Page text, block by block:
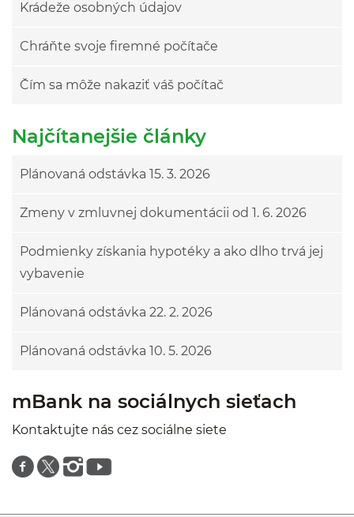
Krádeže osobných údajov
Chráňte svoje firemné počítače
Čím sa môže nakaziť váš počítač
Najčítanejšie články
Plánovaná odstávka 15. 3. 2026
Zmeny v zmluvnej dokumentácii od 1. 6. 2026
Podmienky získania hypotéky a ako dlho trvá jej
vybavenie
Plánovaná odstávka 22. 2. 2026
Plánovaná odstávka 10. 5. 2026
mBank na sociálnych sieťach
Kontaktujte nás cez sociálne siete
Znajdź nas na facebooku
Znajdź nas na twitterze
Znajdź nas na instagramie
Znajdź nas na youtube